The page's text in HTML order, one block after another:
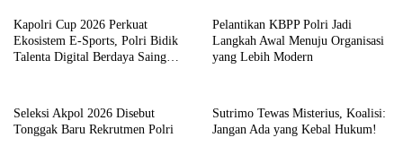
Kapolri Cup 2026 Perkuat
Ekosistem E-Sports, Polri Bidik
Talenta Digital Berdaya Saing
Pelantikan KBPP Polri Jadi
Langkah Awal Menuju Organisasi
yang Lebih Modern
Seleksi Akpol 2026 Disebut
Tonggak Baru Rekrutmen Polri
Sutrimo Tewas Misterius, Koalisi:
Jangan Ada yang Kebal Hukum!